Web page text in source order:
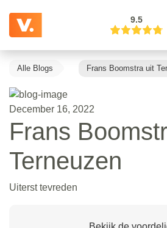
9.5
Alle Blogs Frans Boomstra uit
December 16, 2022
Frans
Terneuzen
Uiterst tevreden